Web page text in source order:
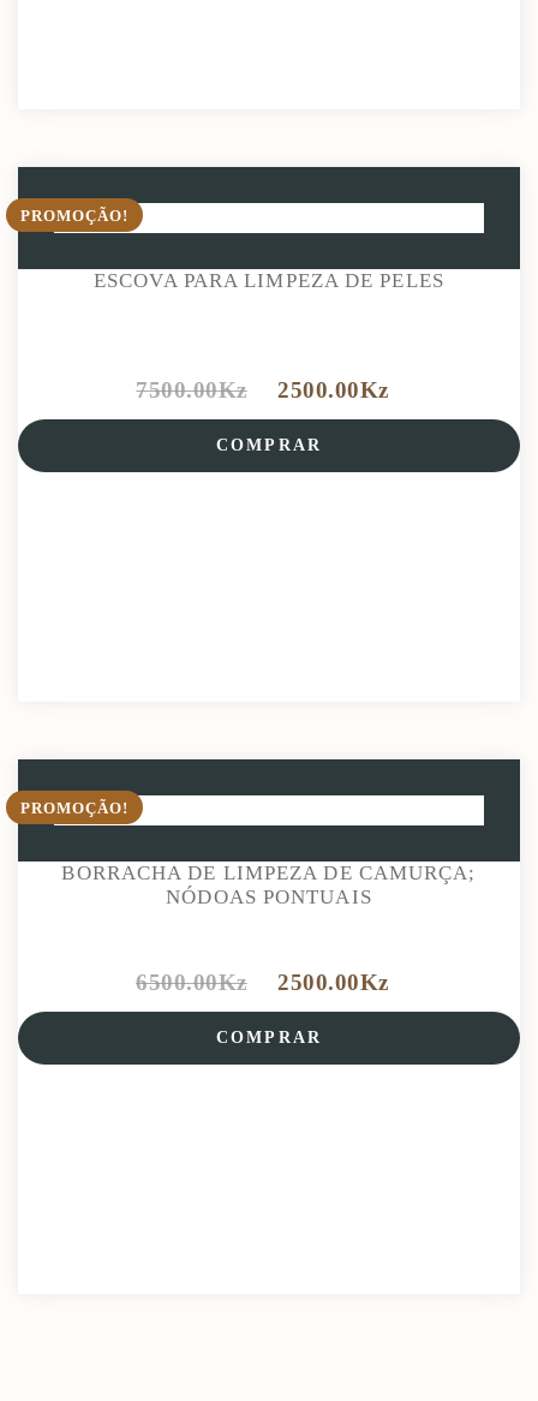
PROMOÇÃO!
ESCOVA PARA LIMPEZA DE PELES
7500.00Kz 2500.00Kz
COMPRAR
PROMOÇÃO!
BORRACHA DE LIMPEZA DE CAMURÇA;
NÓDOAS PONTUAIS
6500.00Kz 2500.00Kz
COMPRAR